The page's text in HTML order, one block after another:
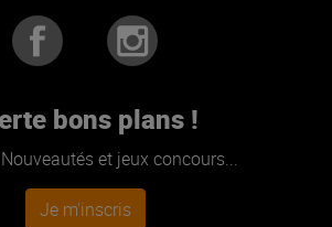
bons plans !
et jeux concours...
Je m'inscris